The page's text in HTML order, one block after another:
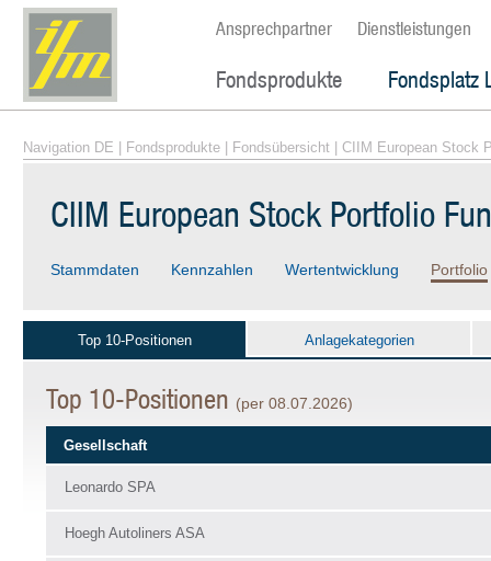
Ansprechpartner Dienstleistungen
Fondsprodukte Fondsplatz
Navigation DE Fondsprodukte Fondsübersicht | CIIM European Stock
CIIM European Stock Portfolio
Stammdaten Kennzahlen Wertentwicklung Portfolio
Top 10-Positionen Anlagekategorien
Top 10-Positionen (per 08.07.2026)
Gesellschaft
Leonardo SPA
Hoegh Autoliners ASA